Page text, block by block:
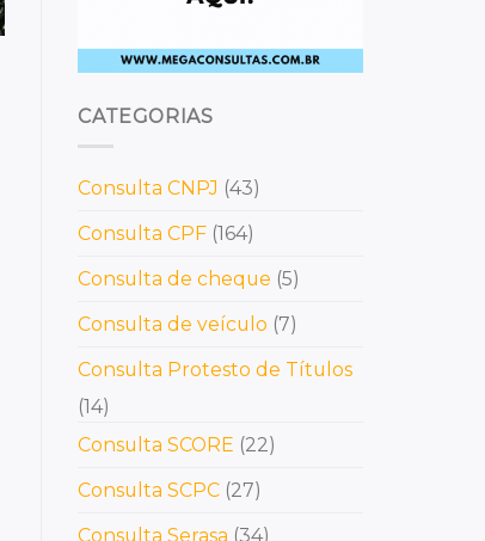
CATEGORIAS
Consulta CNPJ (43)
Consulta CPF (164)
Consulta de cheque (5)
Consulta de veículo (7)
Consulta Protesto de Títulos
(14)
Consulta SCORE (22)
Consulta SCPC (27)
Consulta Serasa (34)